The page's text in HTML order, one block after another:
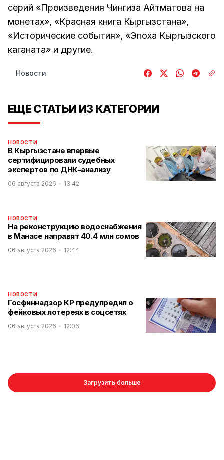
серий «Произведения Чингиза Айтматова на
монетах», «Красная книга Кыргызстана»,
«Исторические события», «Эпоха Кыргызского
каганата» и другие.
Новости
ЕЩЕ СТАТЬИ ИЗ КАТЕГОРИИ
НОВОСТИ
В Кыргызстане впервые
сертифицировали судебных
экспертов по ДНК-анализу
06 августа 2026 13:42
НОВОСТИ
На реконструкцию водоснабжения
в Манасе направят 40.4 млн сомов
06 августа 2026 12:44
НОВОСТИ
Госфиннадзор КР предупредил о
фейковых лотереях в соцсетях
06 августа 2026 12:06
Загрузить больше